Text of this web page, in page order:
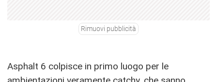
Rimuovi pubblicità
Asphalt 6 colpisce in primo luogo per le